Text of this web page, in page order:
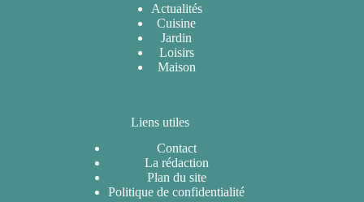
Actualités
Cuisine
Jardin
Loisirs
Maison
Liens utiles
Contact
La rédaction
Plan du site
Politique de confidentialité